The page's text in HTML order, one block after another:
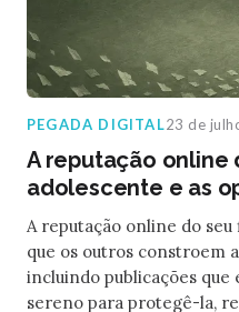
PEGADA DIGITAL23 de
A reputação online
adolescente e as
A reputação online do
que os outros constroem
incluindo publicações que
sereno para protegê-la,